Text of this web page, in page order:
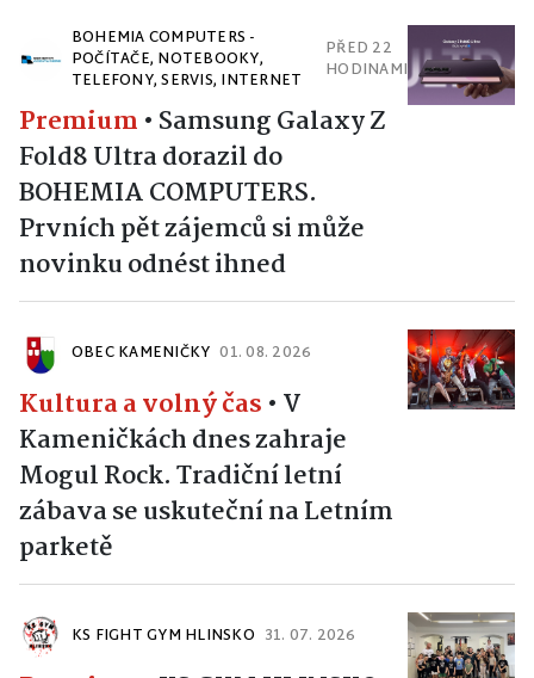
BOHEMIA COMPUTERS -
POČÍTAČE, NOTEBOOKY,
TELEFONY, SERVIS, INTERNET
PŘED 22
HODINAMI
Premium • Samsung Galaxy Z
Fold8 Ultra dorazil do
BOHEMIA COMPUTERS.
Prvních pět zájemců si může
novinku odnést ihned
OBEC KAMENIČKY 01. 08. 2026
Kultura a volný čas • V
Kameničkách dnes zahraje
Mogul Rock. Tradiční letní
zábava se uskuteční na Letním
parketě
KS FIGHT GYM HLINSKO 31. 07. 2026